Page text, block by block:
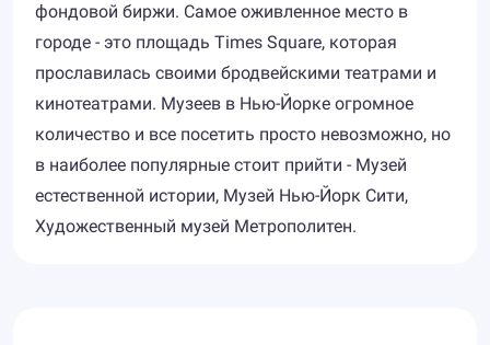
фондовой биржи. Самое оживленное место в
городе - это площадь Times Square, которая
прославилась своими бродвейскими театрами и
кинотеатрами. Музеев в Нью-Йорке огромное
количество и все посетить просто невозможно, но
в наиболее популярные стоит прийти - Музей
естественной истории, Музей Нью-Йорк Сити,
Художественный музей Метрополитен.